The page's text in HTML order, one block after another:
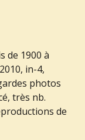
de 1900 à
in-4,
photos
très nb.
de